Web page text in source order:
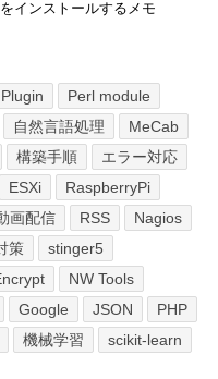
インストールするメモ
Perl module
自然言語処理
MeCab
構築手順
エラー対応
ESXi
RaspberryPi
画配信 RSS
Nagios
策
stinger5
NW Tools
Google JSON
PHP
機械学習
scikit-learn